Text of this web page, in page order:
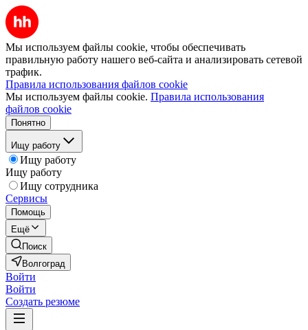
Мы используем файлы cookie, чтобы обеспечивать
правильную работу нашего веб-сайта и анализировать сетевой
трафик.
Правила использования файлов cookie
Мы используем файлы cookie. Правила использования
файлов cookie
Понятно
Ищу работу
Ищу работу
Ищу работу
Ищу сотрудника
Сервисы
Помощь
Ещё
Поиск
Волгоград
Войти
Войти
Создать резюме